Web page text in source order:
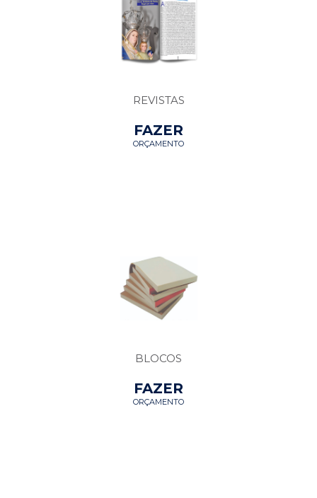
REVISTAS
FAZER
ORÇAMENTO
BLOCOS
FAZER
ORÇAMENTO